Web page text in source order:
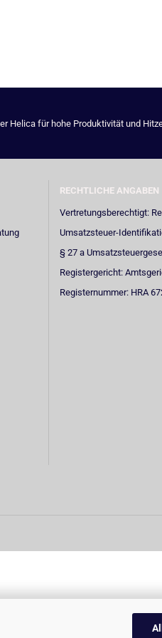
Helica für hohe Produktivität und
RECHTLICHE ANGABEN
Vertretungsberechtigt:
Umsatzsteuer-
§ 27 a
Registergericht:
Registernummer: HRA